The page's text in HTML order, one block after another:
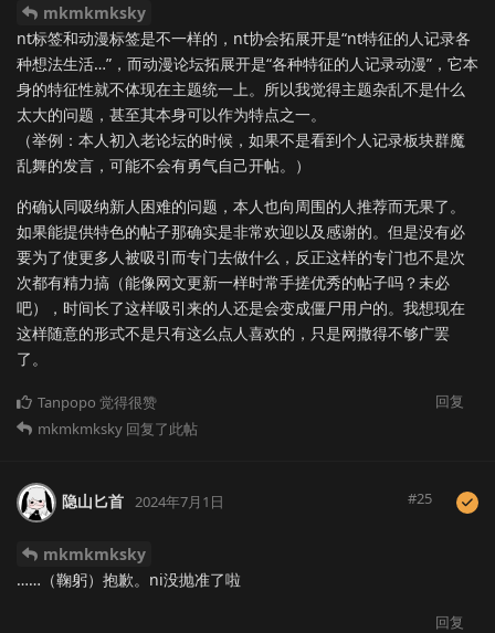
mkmkmksky
nt标签和动漫标签是不一样的，nt协会拓展开是“nt特征的人记录各
种想法生活…”，而动漫论坛拓展开是“各种特征的人记录动漫”，它本
身的特征性就不体现在主题统一上。所以我觉得主题杂乱不是什么
太大的问题，甚至其本身可以作为特点之一。
（举例：本人初入老论坛的时候，如果不是看到个人记录板块群魔
乱舞的发言，可能不会有勇气自己开帖。）
的确认同吸纳新人困难的问题，本人也向周围的人推荐而无果了。
如果能提供特色的帖子那确实是非常欢迎以及感谢的。但是没有必
要为了使更多人被吸引而专门去做什么，反正这样的专门也不是次
次都有精力搞（能像网文更新一样时常手搓优秀的帖子吗？未必
吧），时间长了这样吸引来的人还是会变成僵尸用户的。我想现在
这样随意的形式不是只有这么点人喜欢的，只是网撒得不够广罢
了。
回复
Tanpopo 觉得很赞
mkmkmksky 回复了此帖
隐山匕首 2024年7月1日 #25
mkmkmksky
……（鞠躬）抱歉。ni没抛准了啦
回复